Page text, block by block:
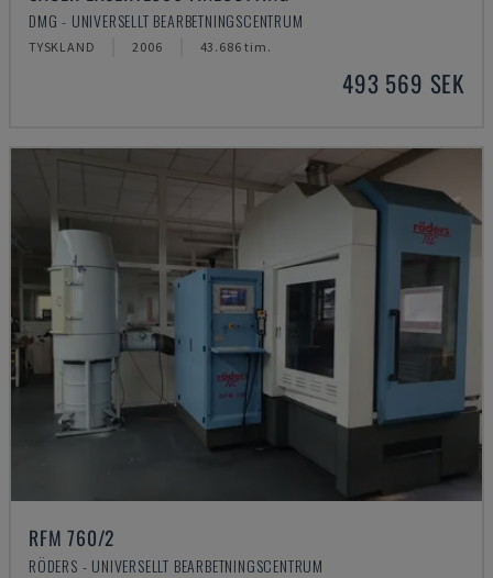
DMG - UNIVERSELLT BEARBETNINGSCENTRUM
TYSKLAND 2006 43.686 tim.
493 569 SEK
RFM 760/2
RÖDERS - UNIVERSELLT BEARBETNINGSCENTRUM